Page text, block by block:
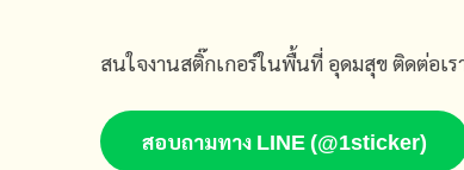
สนใจงานสติ๊กเกอร์ในพื้นที่ อุดมสุข ติดต่อเร
สอบถามทาง LINE (@1sticker)